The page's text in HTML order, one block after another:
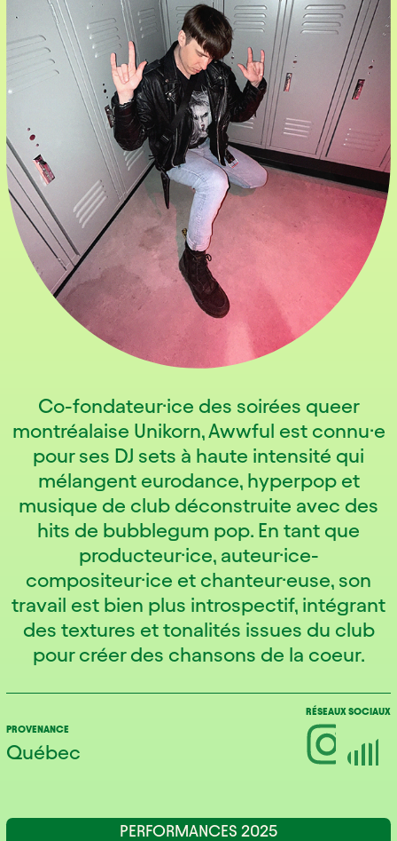
Co-fondateur·ice des soirées queer
montréalaise Unikorn, Awwful est connu·e
pour ses DJ sets à haute intensité qui
mélangent eurodance, hyperpop et
musique de club déconstruite avec des
hits de bubblegum pop. En tant que
producteur·ice, auteur·ice-
compositeur·ice et chanteur·euse, son
travail est bien plus introspectif, intégrant
des textures et tonalités issues du club
pour créer des chansons de la coeur.
PROVENANCE
Québec
RÉSEAUX SOCIAUX
PERFORMANCES 2025